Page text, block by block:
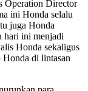
Operation Director
ini Honda selalu
juga Honda
hari ini menjadi
Honda sekaligus
di lintasan